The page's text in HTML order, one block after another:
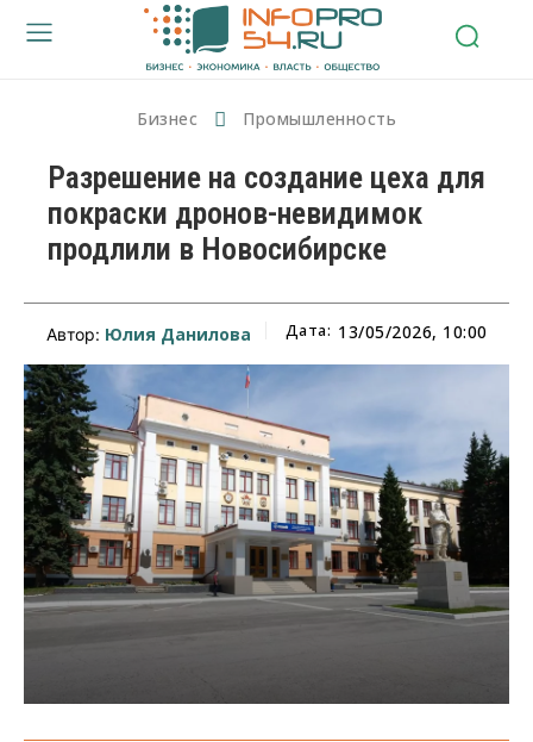
Бизнес Промышленность
Разрешение на создание цеха для
покраски дронов-невидимок
продлили в Новосибирске
Автор: Юлия Данилова Дата: 13/05/2026, 10:00